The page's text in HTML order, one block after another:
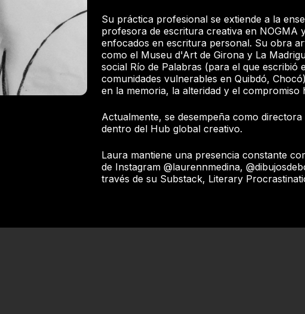
Su práctica profesional se extiende a la
profesora de escritura creativa en NOGMA
enfocados en escritura personal. Su obra
como el Museu d'Art de Girona y La
social Río de Palabras (para el que escribió
comunidades vulnerables en Quibdó,
en la memoria, la alteridad y el compromiso
Actualmente, se desempeña como
dentro del Hub global creativo.
Laura mantiene una presencia constante
de Instagram @laurennmedina,
través de su Substack, Literary